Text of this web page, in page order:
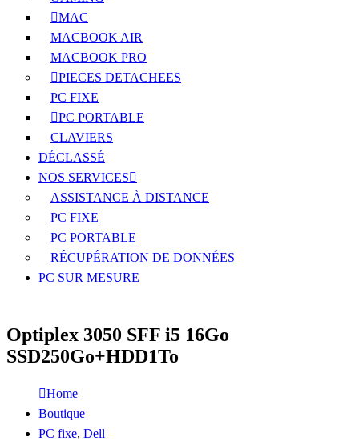
MAC
MACBOOK AIR
MACBOOK PRO
PIECES DETACHEES
PC FIXE
PC PORTABLE
CLAVIERS
DÉCLASSÉ
NOS SERVICES
ASSISTANCE À DISTANCE
PC FIXE
PC PORTABLE
RÉCUPÉRATION DE DONNÉES
PC SUR MESURE
Optiplex 3050 SFF i5 16Go
SSD250Go+HDD1To
Home
Boutique
PC fixe, Dell